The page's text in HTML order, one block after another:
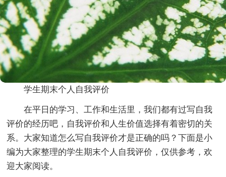
学生期末个人自我评价
在平日的学习、工作和生活里，我们都有过写自我
评价的经历吧，自我评价和人生价值选择有着密切的关
系。大家知道怎么写自我评价才是正确的吗？下面是小
编为大家整理的学生期末个人自我评价，仅供参考，欢
迎大家阅读。